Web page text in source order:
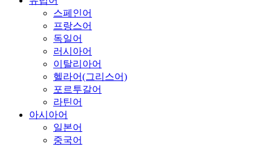
스페인어
프랑스어
독일어
러시아어
이탈리아어
헬라어(그리스어)
포르투갈어
라틴어
아시아어
일본어
중국어